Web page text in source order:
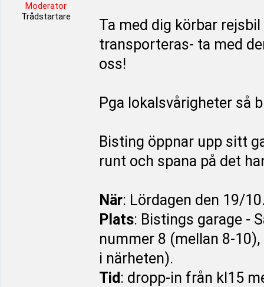
Moderator
Trådstartare
Ta med dig körbar rejsbil
transporteras- ta med
oss!
Pga lokalsvårigheter så
Bisting öppnar upp sitt
runt och spana på det
När: Lördagen den 19/
Plats: Bistings garage -
nummer 8 (mellan 8-
i närheten).
Tid : dropp-in från kl15